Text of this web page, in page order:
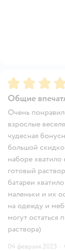
Рейтинг:5
Общие
Очень
взрослые
чудесная
большой
наборе хватило
готовый
батареи
маленьки и их
на одежду и
могут остаться
раствора)
04 февраля 2023 ·